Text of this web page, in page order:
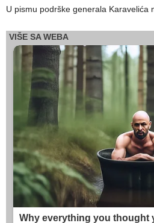
U pismu podrške generala Karavelića